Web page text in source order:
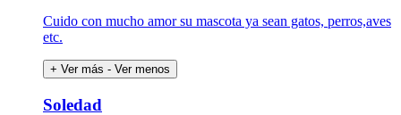
Cuido con mucho amor su mascota ya sean gatos, perros,aves
etc.
+ Ver más - Ver menos
Soledad